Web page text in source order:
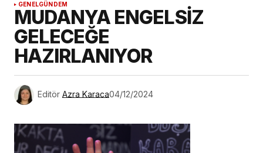
GENELGÜNDEM
MUDANYA ENGELSİZ
GELECEĞE
HAZIRLANIYOR
Editör Azra Karaca04/12/2024